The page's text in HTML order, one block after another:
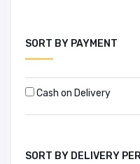
সানিয়াসনাইন খান
সামাহ কামেল
সালাহউদ্দীন জাহাঙ্গীর
SORT BY PAYMENT
Cash on Delivery
SORT BY DELIVERY